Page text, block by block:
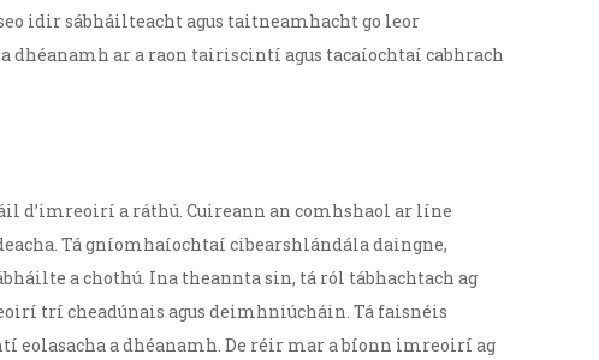
idir sábháilteacht agus taitneamhacht go leor
dhéanamh ar a raon tairiscintí agus tacaíochtaí cabhrach
d’imreoirí a ráthú. Cuireann an comhshaol ar líne
Tá gníomhaíochtaí cibearshlándála daingne,
a chothú. Ina theannta sin, tá ról tábhachtach ag
trí cheadúnais agus deimhniúcháin. Tá faisnéis
eolasacha a dhéanamh. De réir mar a bíonn imreoirí ag